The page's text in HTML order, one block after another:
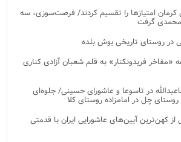
امتیازها را تقسیم کردند/ فرصت‌سوزی، سه
گرفت
در روستای تاریخی یوش بلده
«مفاخر فریدونکنار» به قلم شعبان آزادی کناری
در تاسوعا و عاشورای حسینی/ جلوه‌ای
روستای چل در امامزاده روستای کلا
کهن‌ترین آیین‌های عاشورایی ایران با قدمتی